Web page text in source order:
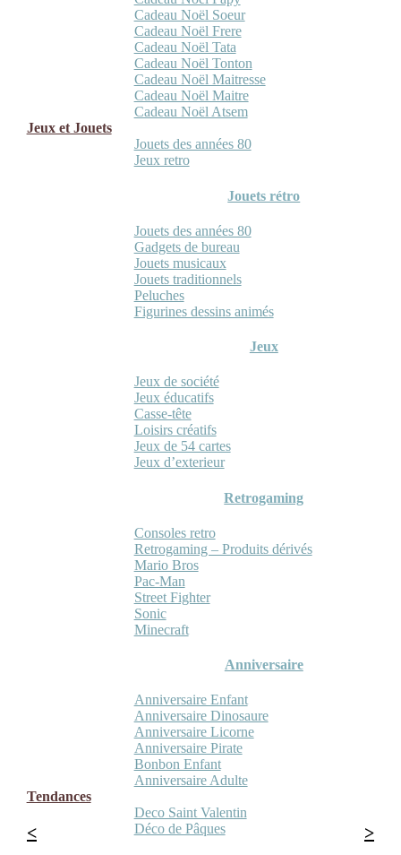
Cadeau Noël Soeur
Cadeau Noël Frere
Cadeau Noël Tata
Cadeau Noël Tonton
Cadeau Noël Maitresse
Cadeau Noël Maitre
Cadeau Noël Atsem
Jeux et Jouets
Jouets des années 80
Jeux retro
Jouets rétro
Jouets des années 80
Gadgets de bureau
Jouets musicaux
Jouets traditionnels
Peluches
Figurines dessins animés
Jeux
Jeux de société
Jeux éducatifs
Casse-tête
Loisirs créatifs
Jeux de 54 cartes
Jeux d’exterieur
Retrogaming
Consoles retro
Retrogaming – Produits dérivés
Mario Bros
Pac-Man
Street Fighter
Sonic
Minecraft
Anniversaire
Anniversaire Enfant
Anniversaire Dinosaure
Anniversaire Licorne
Anniversaire Pirate
Bonbon Enfant
Anniversaire Adulte
Tendances
Deco Saint Valentin
Déco de Pâques